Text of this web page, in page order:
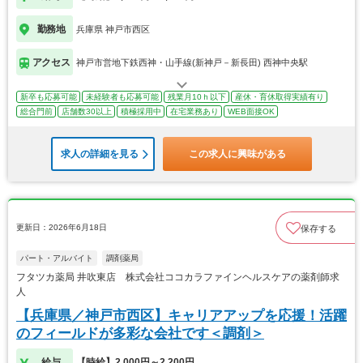
勤務地 兵庫県 神戸市西区
アクセス 神戸市営地下鉄西神・山手線(新神戸－新長田) 西神中央駅
新卒も応募可能 未経験者も応募可能 残業月10ｈ以下
産休・育休取得実績有り
総合門前
店舗数30以上 積極採用中 在宅業務あり WEB面接OK
求人の詳細を見る この求人に興味がある
更新日：2026年6月18日 保存する
パート・アルバイト 調剤薬局
フタツカ薬局 井吹東店 株式会社ココカラファインヘルスケアの薬剤師求
人
【兵庫県／神戸市西区】キャリアアップを応援！活躍
のフィールドが多彩な会社です＜調剤＞